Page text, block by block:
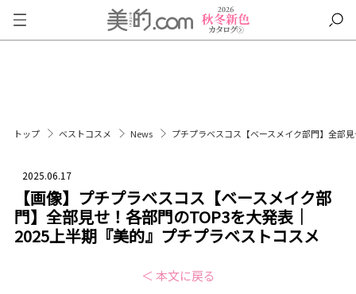
トップ ベストコスメ News プチプラベスコス【ベースメイク部門】全部
2025.06.17
【画像】プチプラベスコス【ベースメイク部
門】全部見せ！各部門のTOP3を大発表｜
2025上半期『美的』プチプラベストコスメ
＜ 本文に戻る